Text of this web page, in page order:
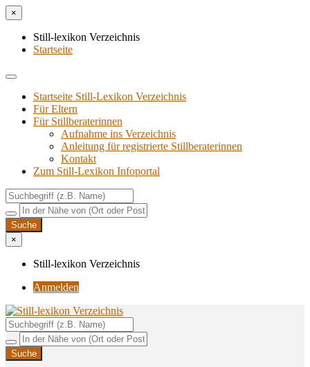
×
Still-lexikon Verzeichnis
Startseite
Startseite Still-Lexikon Verzeichnis
Für Eltern
Für Stillberaterinnen
Aufnahme ins Verzeichnis
Anlei­tung für regis­trier­te Stillberaterinnen
Kon­takt
Zum Still-Lexikon Infoportal
×
Still-lexikon Verzeichnis
Anmelden
Still-lexikon Verzeichnis
Unterstützungsangebote rund ums Stillen